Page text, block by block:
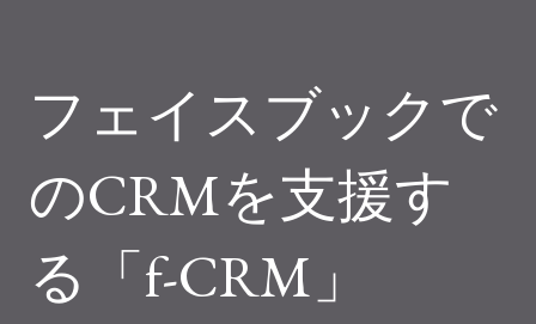
フェイスブックで
のCRMを支援す
る「f-CRM」